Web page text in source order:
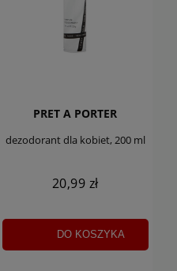
PRET A PORTER
dezodorant dla kobiet, 200 ml
20,99 zł
DO KOSZYKA